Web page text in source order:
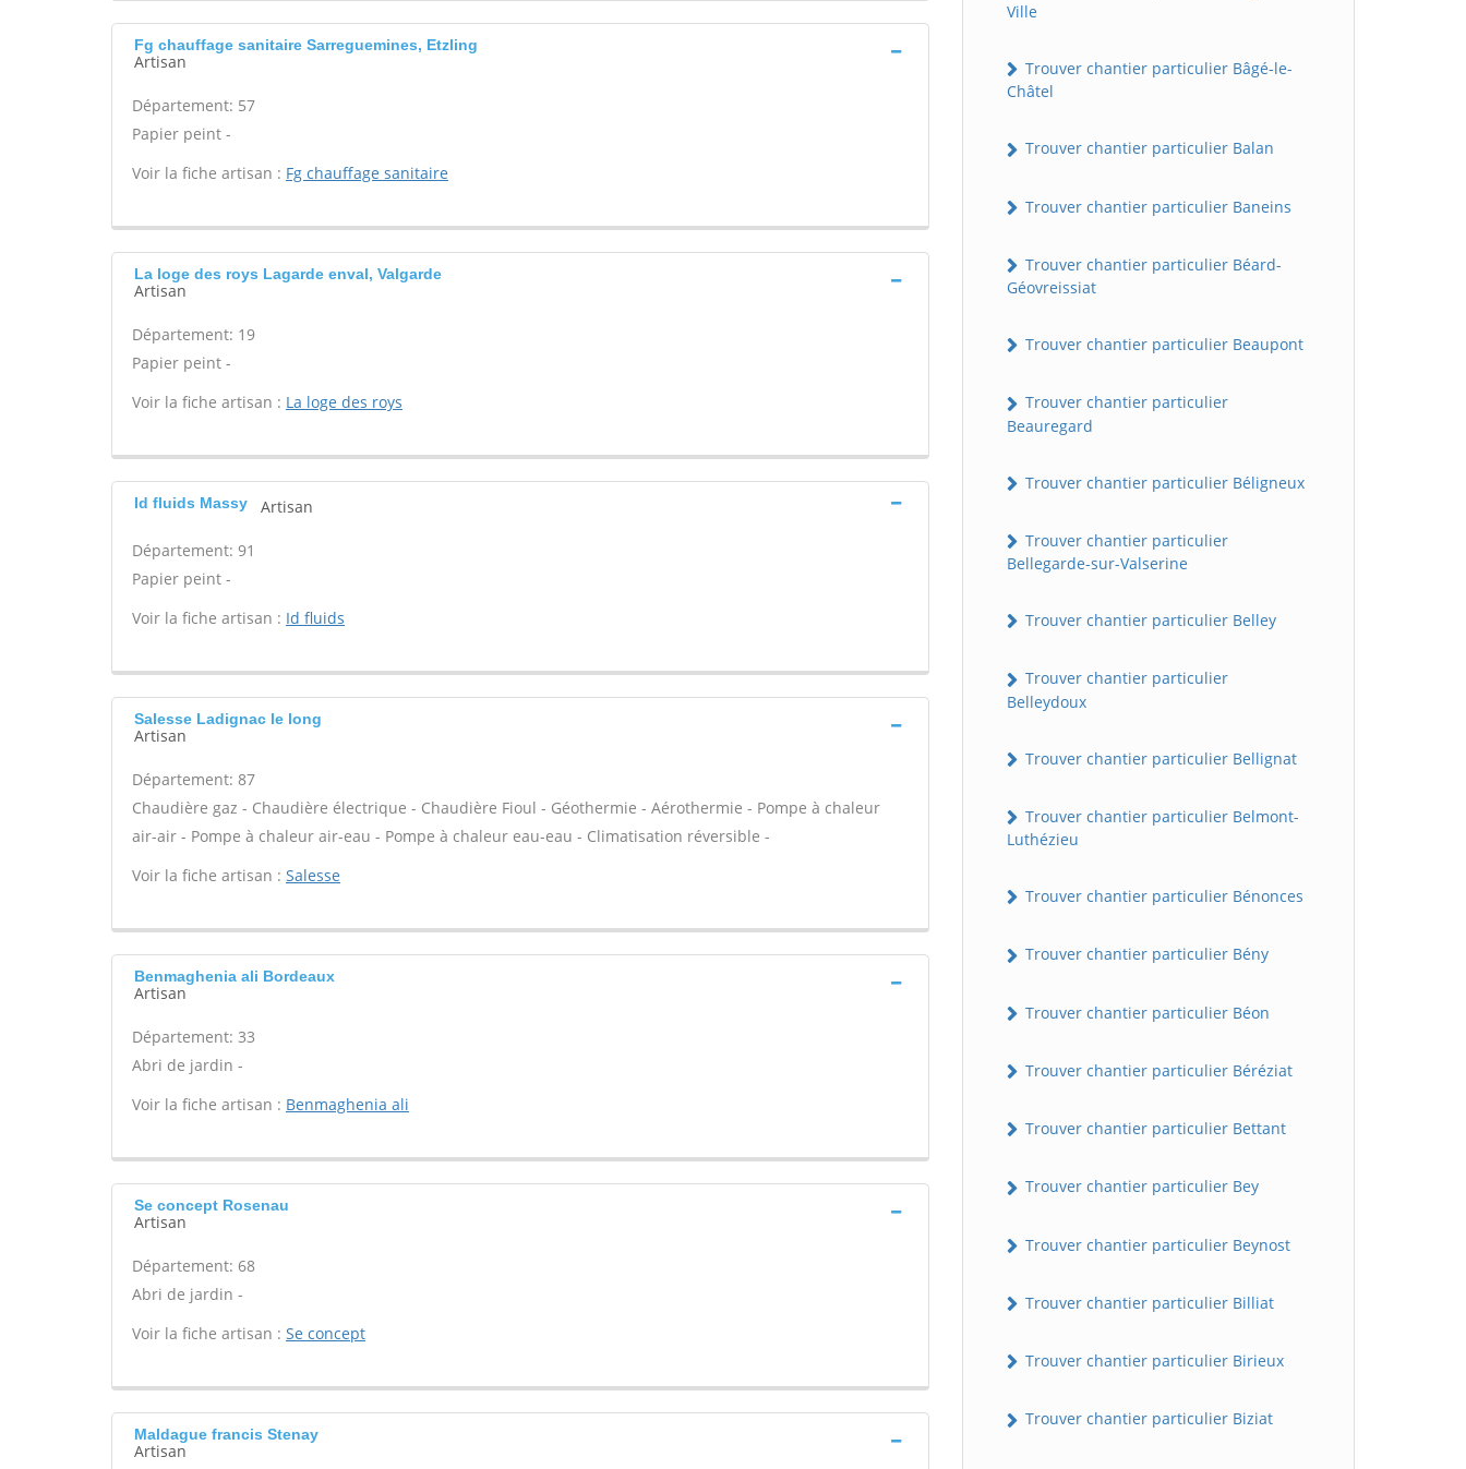
Fg chauffage sanitaire Sarreguemines, Etzling
Artisan
Département: 57
Papier peint -
Voir la fiche artisan : Fg chauffage sanitaire
La loge des roys Lagarde enval, Valgarde
Artisan
Département: 19
Papier peint -
Voir la fiche artisan : La loge des roys
Id fluids Massy Artisan
Département: 91
Papier peint -
Voir la fiche artisan : Id fluids
Salesse Ladignac le long
Artisan
Département: 87
Chaudière gaz - Chaudière électrique - Chaudière Fioul - Géothermie - Aérothermie - Pompe à chaleur
air-air - Pompe à chaleur air-eau - Pompe à chaleur eau-eau - Climatisation réversible -
Voir la fiche artisan : Salesse
Benmaghenia ali Bordeaux
Artisan
Département: 33
Abri de jardin -
Voir la fiche artisan : Benmaghenia ali
Se concept Rosenau
Artisan
Département: 68
Abri de jardin -
Voir la fiche artisan : Se concept
Maldague francis Stenay
Artisan
Ville
Trouver chantier particulier Bâgé-le-
Châtel
Trouver chantier particulier Balan
Trouver chantier particulier Baneins
Trouver chantier particulier Béard-
Géovreissiat
Trouver chantier particulier Beaupont
Trouver chantier particulier
Beauregard
Trouver chantier particulier Béligneux
Trouver chantier particulier
Bellegarde-sur-Valserine
Trouver chantier particulier Belley
Trouver chantier particulier
Belleydoux
Trouver chantier particulier Bellignat
Trouver chantier particulier Belmont-
Luthézieu
Trouver chantier particulier Bénonces
Trouver chantier particulier Bény
Trouver chantier particulier Béon
Trouver chantier particulier Béréziat
Trouver chantier particulier Bettant
Trouver chantier particulier Bey
Trouver chantier particulier Beynost
Trouver chantier particulier Billiat
Trouver chantier particulier Birieux
Trouver chantier particulier Biziat